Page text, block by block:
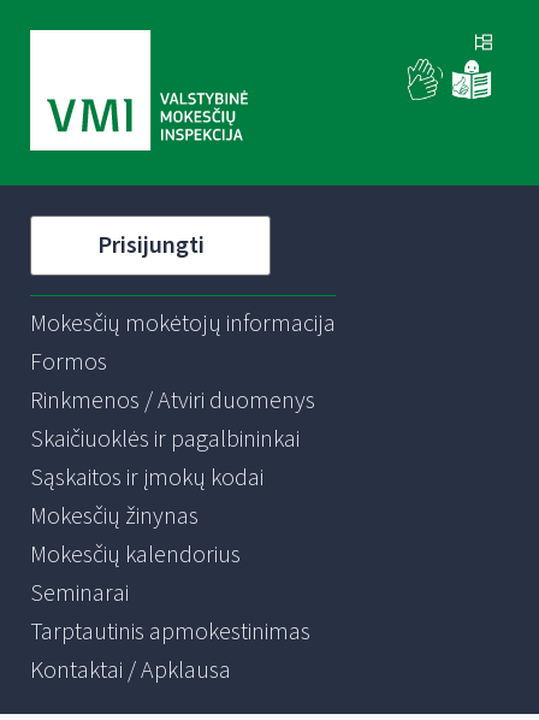
Prisijungti
Mokesčių mokėtojų informacija
Formos
Rinkmenos / Atviri duomenys
Skaičiuoklės ir pagalbininkai
Sąskaitos ir įmokų kodai
Mokesčių žinynas
Mokesčių kalendorius
Seminarai
Tarptautinis apmokestinimas
Kontaktai / Apklausa